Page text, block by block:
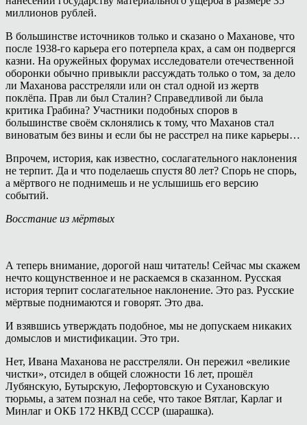
миллионов рублей.
В большинстве источников только и сказано о Маханове, что
после 1938-го карьера его потерпела крах, а сам он подвергся
казни. На оружейных форумах исследователи отечественной
оборонки обычно привыкли рассуждать только о том, за дело
ли Маханова расстреляли или он стал одной из жертв
поклёпа. Прав ли был Сталин? Справедливой ли была
критика Грабина? Участники подобных споров в
большинстве своём склонялись к тому, что Маханов стал
виноватым без вины и если бы не расстрел на пике карьеры…
Впрочем, история, как известно, сослагательного наклонения
не терпит. Да и что поделаешь спустя 80 лет? Спорь не спорь,
а мёртвого не поднимешь и не услышишь его версию
событий.
Восстание из мёртвых
А теперь внимание, дорогой наш читатель! Сейчас мы скажем
нечто кощунственное и не раскаемся в сказанном. Русская
история терпит сослагательное наклонение. Это раз. Русские
мёртвые поднимаются и говорят. Это два.
И взявшись утверждать подобное, мы не допускаем никаких
домыслов и мистификации. Это три.
Нет, Ивана Маханова не расстреляли. Он пережил «великие
чистки», отсидел в общей сложности 16 лет, прошёл
Лубянскую, Бутырскую, Лефортовскую и Сухановскую
тюрьмы, а затем познал на себе, что такое Вятлаг, Карлаг и
Минлаг и ОКБ 172 НКВД СССР (шарашка).